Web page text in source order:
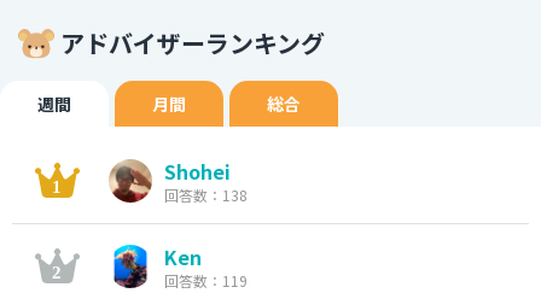
アドバイザーランキング
週間 月間 総合
Shohei
回答数：138
Ken
回答数：119